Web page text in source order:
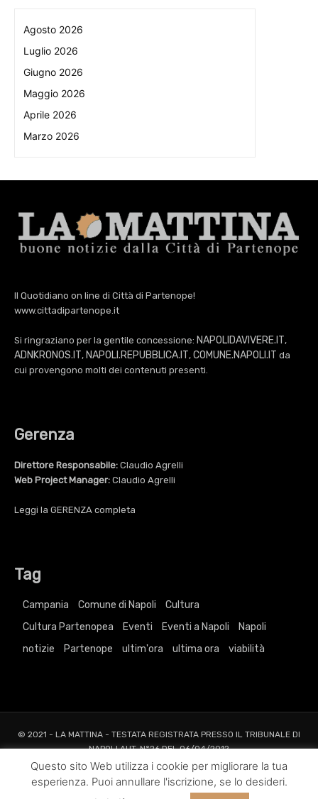
Agosto 2026
Luglio 2026
Giugno 2026
Maggio 2026
Aprile 2026
Marzo 2026
Il Quotidiano on line di Città di Partenope!
www.cittadipartenope.it
Si ringraziano per la gentile concessione: NAPOLIDAVIVERE.IT,
ADNKRONOS.IT, NAPOLI.REPUBBLICA.IT, COMUNE.NAPOLI.IT da
cui provengono molti dei contenuti presenti.
Gerenza
Direttore Responsabile: Claudio Agrelli
Web Project Manager: Claudio Agrelli
Leggi la GERENZA completa
Tag
Campania Comune di Napoli
Cultura
Cultura Partenopea
Eventi Eventi a Napoli
Napoli
notizie
Partenope ultim'ora ultima ora viabilità
© 2021 - LA MATTINA - TESTATA REGISTRATA PRESSO IL TRIBUNALE DI
NAPOLI AUT. N°26 DEL 06/04/2012
ALL RIGHTS RESERVED TO AGRELLI&BASTA SRL |Privacy|Cookie|
Societari
Pubblicità Grafica
Questo sito Web utilizza i cookie per migliorare la tua
esperienza. Puoi annullare l'iscrizione, se lo desideri.